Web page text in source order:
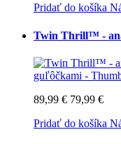
Pridať do košíka
Twin Thrill™ -
89,99 € 79,99 €
Pridať do košíka